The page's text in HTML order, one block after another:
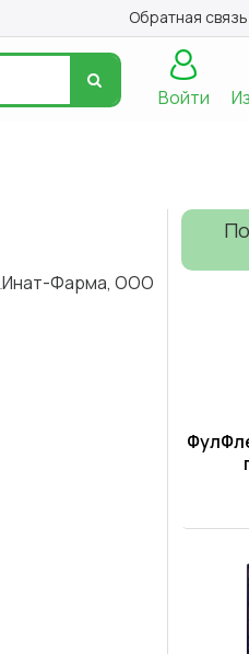
Обратная связь
Войти
Инат-Фарма, ООО